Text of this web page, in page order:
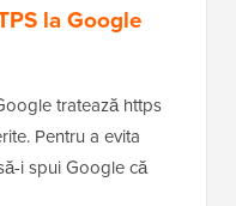
la Google
tratează https
Pentru a evita
i spui Google că